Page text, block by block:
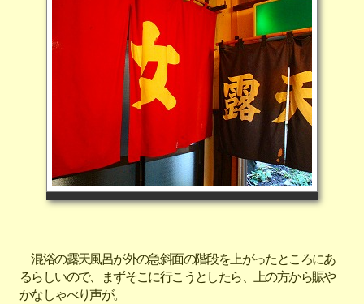
混浴の露天風呂が外の急斜面の階段を上がったところにあ
るらしいので、まずそこに行こうとしたら、上の方から賑や
かなしゃべり声が。